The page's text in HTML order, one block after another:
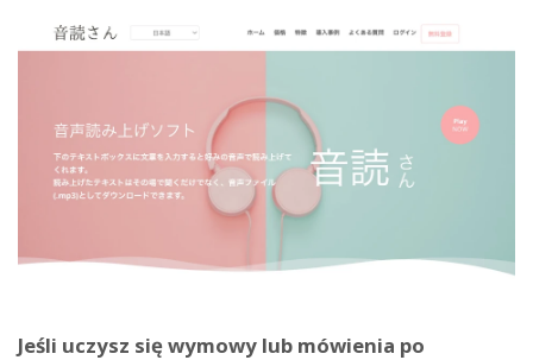
Jeśli uczysz się wymowy lub mówienia po